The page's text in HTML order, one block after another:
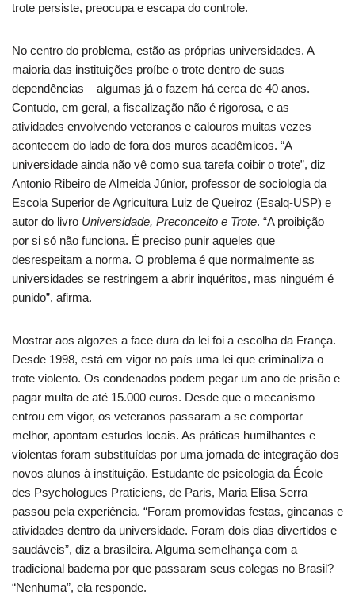
trote persiste, preocupa e escapa do controle.
No centro do problema, estão as próprias universidades. A
maioria das instituições proíbe o trote dentro de suas
dependências – algumas já o fazem há cerca de 40 anos.
Contudo, em geral, a fiscalização não é rigorosa, e as
atividades envolvendo veteranos e calouros muitas vezes
acontecem do lado de fora dos muros acadêmicos. “A
universidade ainda não vê como sua tarefa coibir o trote”, diz
Antonio Ribeiro de Almeida Júnior, professor de sociologia da
Escola Superior de Agricultura Luiz de Queiroz (Esalq-USP) e
autor do livro Universidade, Preconceito e Trote. “A proibição
por si só não funciona. É preciso punir aqueles que
desrespeitam a norma. O problema é que normalmente as
universidades se restringem a abrir inquéritos, mas ninguém é
punido”, afirma.
Mostrar aos algozes a face dura da lei foi a escolha da França.
Desde 1998, está em vigor no país uma lei que criminaliza o
trote violento. Os condenados podem pegar um ano de prisão e
pagar multa de até 15.000 euros. Desde que o mecanismo
entrou em vigor, os veteranos passaram a se comportar
melhor, apontam estudos locais. As práticas humilhantes e
violentas foram substituídas por uma jornada de integração dos
novos alunos à instituição. Estudante de psicologia da École
des Psychologues Praticiens, de Paris, Maria Elisa Serra
passou pela experiência. “Foram promovidas festas, gincanas e
atividades dentro da universidade. Foram dois dias divertidos e
saudáveis”, diz a brasileira. Alguma semelhança com a
tradicional baderna por que passaram seus colegas no Brasil?
“Nenhuma”, ela responde.